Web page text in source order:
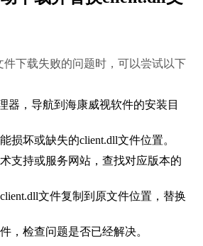
器，导航到海康威视软件的安装目
损坏或缺失的client.dll文件位置。
支持或服务网站，查找对应版本的
文件复制到原文件位置，替换
，检查问题是否已经解决。